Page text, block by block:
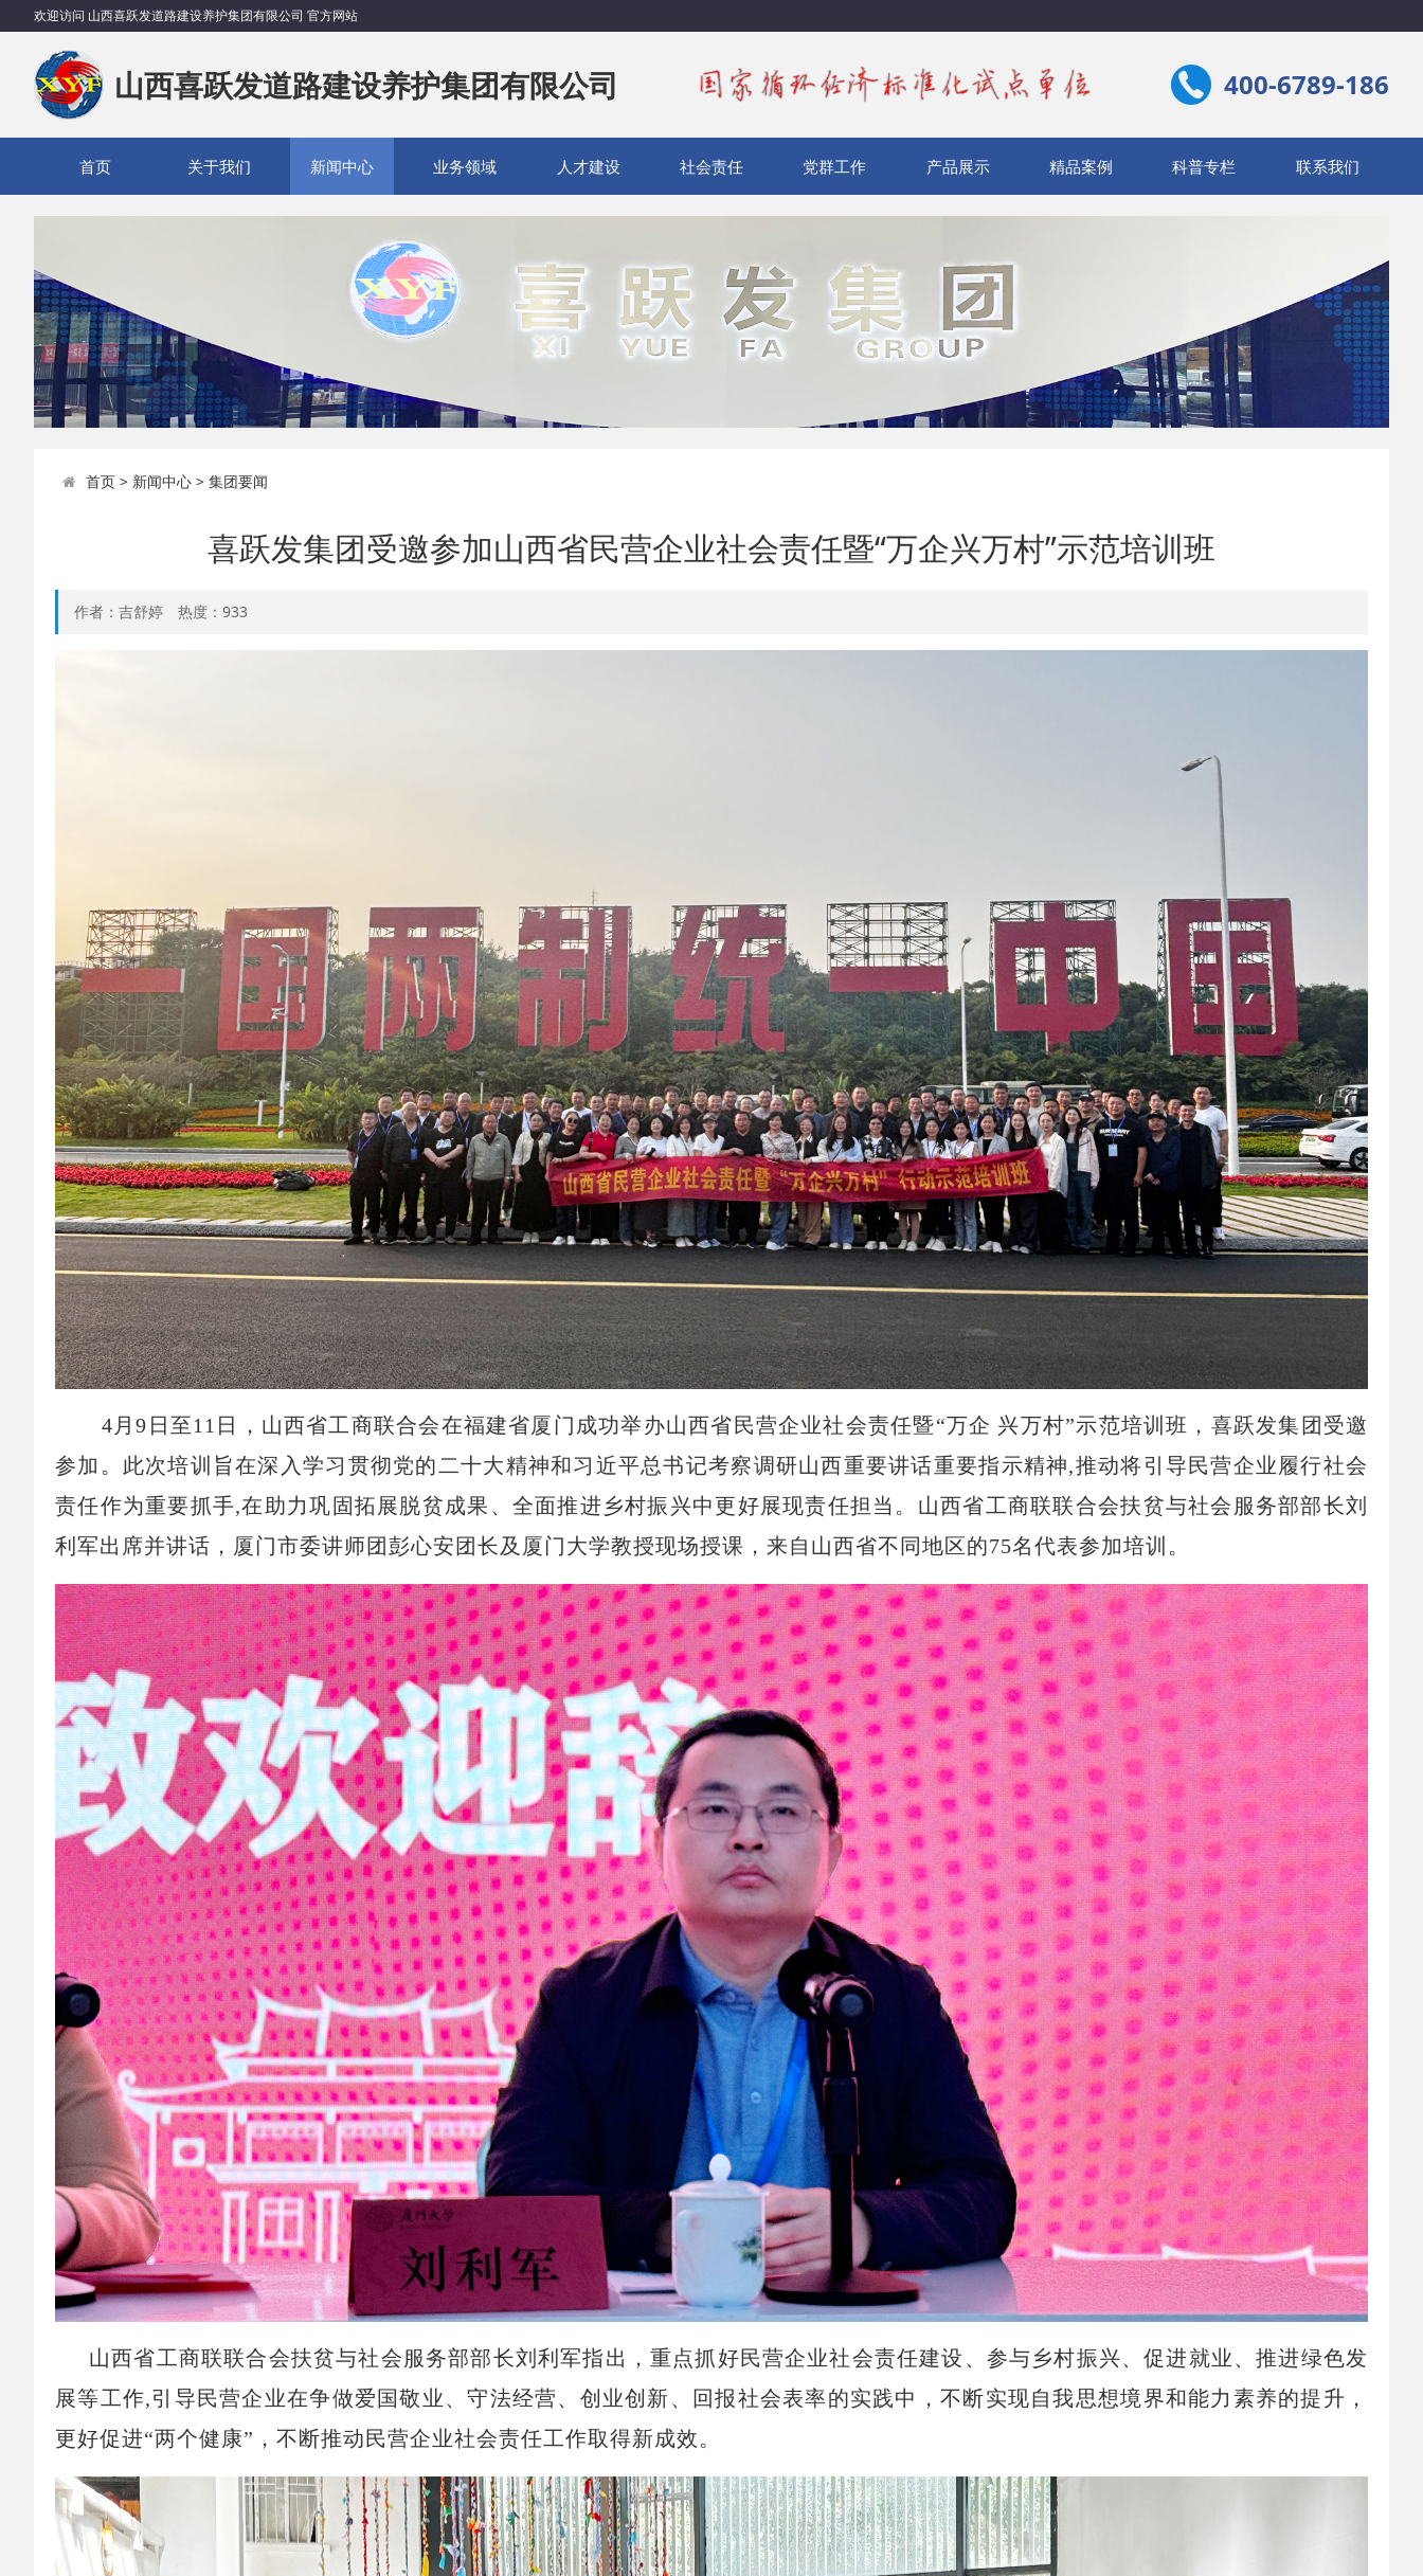
欢迎访问 山西喜跃发道路建设养护集团有限公司 官方网站
山西喜跃发道路建设养护集团有限公司 400-6789-186
首页 关于我们 新闻中心 业务领域 人才建设 社会责任 党群工作 产品展示 精品案例 科普专栏 联系我们
首页> 新闻中心> 集团要闻
喜跃发集团受邀参加山西省民营企业社会责任暨“万企兴万村”示范培训班
作者：吉舒婷 热度： 933
4 月9日至11日，山西省工商联合会在福建省厦门成功举办山西省民营企业社会责任暨“万企 兴万村”示范培训班，喜跃发集团受邀
参加。此次培训旨在深入学习贯彻党的二十大精神和习近平总书记考察调研山西重要讲话重要指示精神,推动将引导民营企业履行社会
责任作为重要抓手,在助力巩固拓展脱贫成果、全面推进乡村振兴中更好展现责任担当。山西省工商联联合会扶贫与社会服务部部长刘
利军出席并讲话，厦门市委讲师团彭心安团长及厦门大学教授现场授课，来自山西省不同地区的75名代表参加培训。
山西省工商联联合会扶贫与社会服务部部长刘利军指出，重点抓好民营企业社会责任建设、参与乡村振兴、促进就业、推进绿色发
展等工作,引导民营企业在争做爱国敬业、守法经营、创业创新、回报社会表率的实践中，不断实现自我思想境界和能力素养的提升，
更好促进“两个健康”，不断推动民营企业社会责任工作取得新成效。